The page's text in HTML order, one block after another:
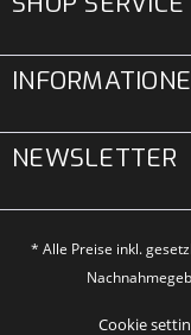
NEWSLETTER
* Alle Preise inkl.
Cookie